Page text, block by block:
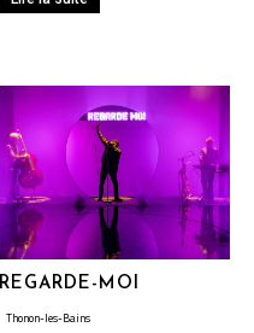
REGARDE-MOI
Thonon-les-Bains